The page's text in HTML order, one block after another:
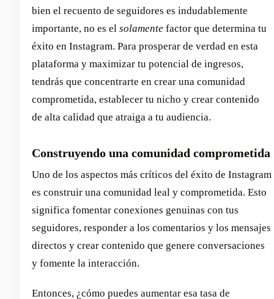
bien el recuento de seguidores es indudablemente
importante, no es el solamente factor que determina tu
éxito en Instagram. Para prosperar de verdad en esta
plataforma y maximizar tu potencial de ingresos,
tendrás que concentrarte en crear una comunidad
comprometida, establecer tu nicho y crear contenido
de alta calidad que atraiga a tu audiencia.
Construyendo una comunidad comprometida
Uno de los aspectos más críticos del éxito de Instagram
es construir una comunidad leal y comprometida. Esto
significa fomentar conexiones genuinas con tus
seguidores, responder a los comentarios y los mensajes
directos y crear contenido que genere conversaciones
y fomente la interacción.
Entonces, ¿cómo puedes aumentar esa tasa de